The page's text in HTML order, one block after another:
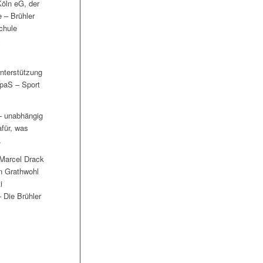
eG, der
– Brühler
– Sport
unabhängig
was
Drack
Grathwohl
Die Brühler